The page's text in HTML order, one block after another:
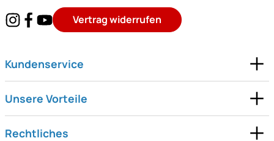
Vertrag widerrufen
Kundenservice
Unsere Vorteile
Rechtliches